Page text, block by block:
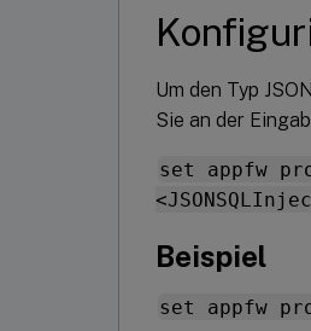
Um den Typ
Sie an der
set appfw
Beispiel
set appfw